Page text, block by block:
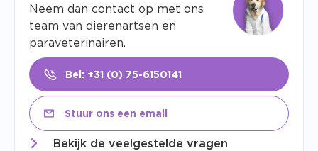
Neem dan contact op met ons
team van dierenartsen en
paraveterinairen.
Bel: +31 (0) 75-6150141
Stuur ons een email
Bekijk de veelgestelde vragen